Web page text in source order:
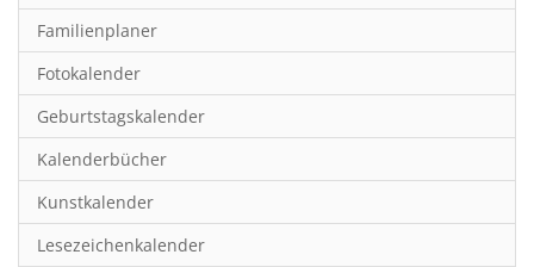
Film
Fotokunst
Frauen
Fußball
Gaming
Geburtstagskalender
Familienplaner
Fotokalender
Geburtstagskalender
Kalenderbücher
Kunstkalender
Lesezeichenkalender